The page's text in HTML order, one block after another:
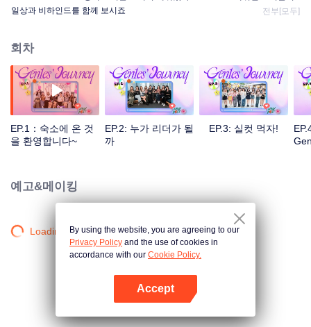
일상과 비하인드를 함께 보시죠
전부[모두]
회차
EP.1：숙소에 온 것
을 환영합니다~
EP.2: 누가 리더가 될
까
EP.3: 실컷 먹자!
예고&메이킹
Loading…By using the website, you are agreeing to our
Privacy Policy and the use of cookies in
accordance with our Cookie Policy.
Accept